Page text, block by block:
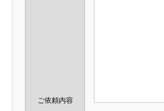
ご依頼内容